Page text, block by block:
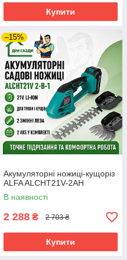
Купити
–15%
Акумуляторні ножиці-кущоріз
ALFA ALCHT21V-2AH
В наявності
2 288 ₴ 2 703 ₴
Купити